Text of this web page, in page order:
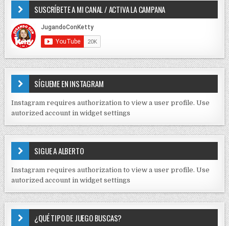
D
E
C
O
N
T
I
D
S
E
J
C
K
SUSCRÍBETE A MI CANAL / ACTIVA LA CAMPANA
SÍGUEME EN INSTAGRAM
Instagram requires authorization to view a user profile. Use
autorized account in widget settings
SIGUE A ALBERTO
Instagram requires authorization to view a user profile. Use
autorized account in widget settings
¿QUÉ TIPO DE JUEGO BUSCAS?